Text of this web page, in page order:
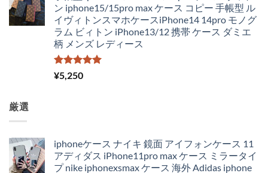
ン iphone15/15pro max ケース コピー 手帳型 ル
イヴィトンスマホケースiPhone14 14pro モノグ
ラム ビィトン iPhone13/12 携帯 ケース ダミエ
柄 メンズ レディース
5段階中
5.00
¥5,250
厳選
iphoneケース ナイキ 鏡面 アイフォンケース 11
アディダス iPhone11pro max ケース ミラータイ
プ nike iphonexsmax ケース 海外 Adidas iphone